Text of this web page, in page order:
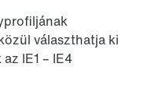
választhatja ki
IE1 – IE4